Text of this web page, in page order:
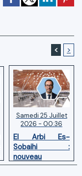
< >
Samedi 25 Juillet
2026 - 00:36
El Arbi Es-
Sobaihi :
nouveau
directeur à la